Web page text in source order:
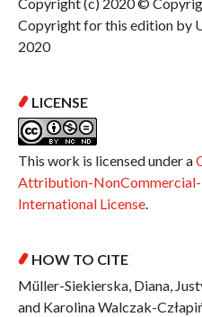
Copyright for this edition by
2020
LICENSE
This work is licensed under a
Attribution-
International License.
HOW TO CITE
Müller-Siekierska, Diana,
and Karolina Walczak-